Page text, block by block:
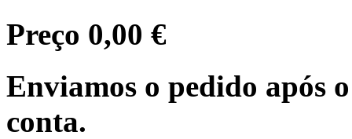
Preço 0,00 €
Enviamos o pedido após
conta.